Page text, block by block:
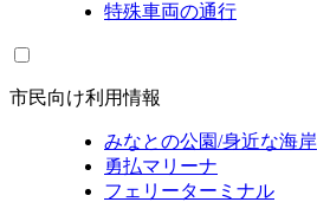
特殊車両の通行
市民向け利用情報
みなとの公園/身近な海岸
勇払マリーナ
フェリーターミナル